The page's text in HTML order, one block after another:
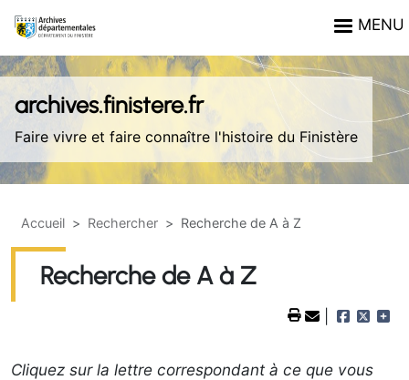
archives.finistere.fr
Faire vivre et faire connaître l'histoire du Finistère
MENU
Accueil Rechercher Recherche de A à Z
Recherche de A à Z
Cliquez sur la lettre correspondant à ce que vous
Panneau de gestion des cookies